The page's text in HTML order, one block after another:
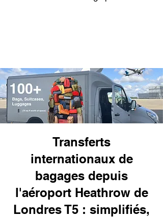
Transferts
internationaux de
bagages depuis
l'aéroport Heathrow de
Londres T5 : simplifiés,